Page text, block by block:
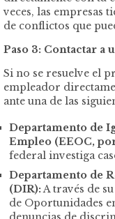
veces, las empresas
de conflictos que
Paso 3: Contactar a
Si no se resuelve el
empleador
ante una de las
Departamento de
Empleo (EEOC,
federal investiga
Departamento de
(DIR): A través de
de Oportunidades